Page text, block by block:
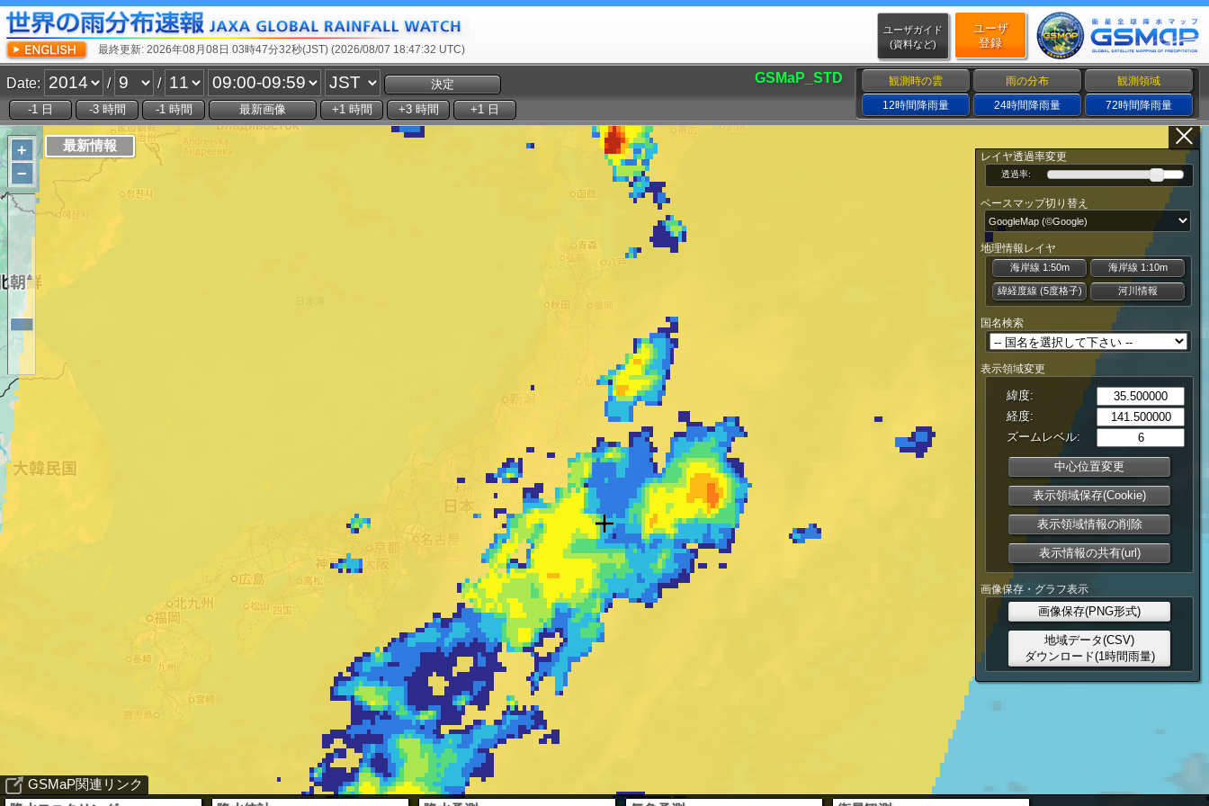
ユーザガイド
(資料など)
ユーザ
登録
最終更新: 2026年08月08日 03時47分32秒(JST) (2026/08/07 18:47:32 UTC)
Date: / / GSMaP_STD 観測時の雲 雨の分布
観測領域
12時間降雨量
24時間降雨量 72時間降雨量
レイヤ透過率変更
透過率:
ベースマップ切り替え
地理情報レイヤ
海岸線 1:50m 海岸線 1:10m
緯経度線 (5度格子) 河川情報
国名検索
表示領域変更
緯度:
経度:
ズームレベル:
中心位置変更
表示領域保存(Cookie)
表示領域情報の削除
表示情報の共有(url)
画像保存・グラフ表示
画像保存(PNG形式)
地域データ(CSV)
ダウンロード(1時間雨量)
+
−
GSMaP関連リンク